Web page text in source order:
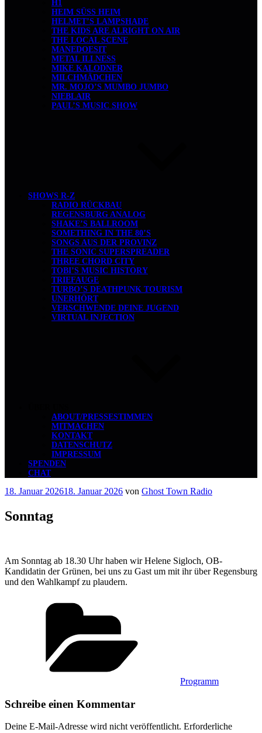
H1
HEIM SÜSS HEIM
HELMET’S LAMPSHADE
THE KIDS ARE ALRIGHT ON AIR
THE LOCAL SCENE
MANEDOESIT
METAL ILLNESS
MIKE KALODNER
MILCHMÄDCHEN
MR. MOJO’S MUMBO JUMBO
NIEBLAIR
PAUL’S MUSIC SHOW
SHOWS R-Z
RADIO RÜCKBAU
REGENSBURG ANALOG
SHAKE’S BALLROOM
SOMETHING IN THE 80’S
SONGS AUS DER PROVINZ
THE SONIC SUPERSPREADER
THREE CHORD CITY
TOBI’S MUSIC HISTORY
TRIEFAUGE
TURBO’S DEATHPUNK TOURISM
UNERHÖRT
VERSCHWENDE DEINE JUGEND
VIRTUAL INJECTION
ABOUT/PRESSESTIMMEN
MITMACHEN
KONTAKT
DATENSCHUTZ
IMPRESSUM
SPENDEN
CHAT
Veröffentlicht
18. Januar 202618. Januar 2026 von Ghost Town Radio
Sonntag
Am Sonntag ab 18.30 Uhr haben wir Helene Sigloch, OB-
Kandidatin der Grünen, bei uns zu Gast um mit ihr über Regensburg
und den Wahlkampf zu plaudern.
Programm
Schreibe einen Kommentar
Deine E-Mail-Adresse wird nicht veröffentlicht. Erforderliche